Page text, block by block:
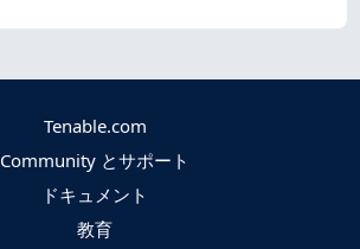
Tenable.com
Community とサポート
ドキュメント
教育